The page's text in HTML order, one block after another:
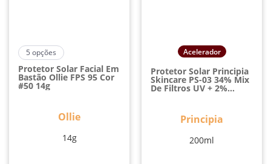
5 opções
Protetor Solar Facial Em
Bastão Ollie FPS 95 Cor
#50 14g
Ollie
14g
Acelerador
Protetor Solar Principia
Skincare PS-03 34% Mix
De Filtros UV + 2%
Principia
200ml